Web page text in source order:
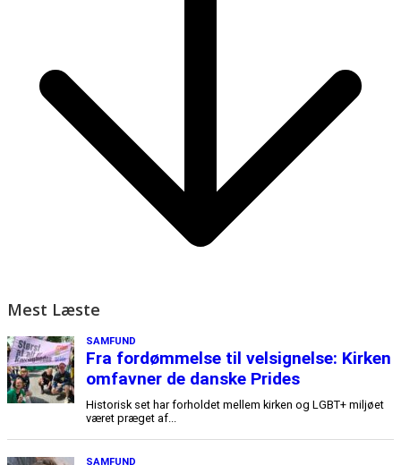
Mest Læste